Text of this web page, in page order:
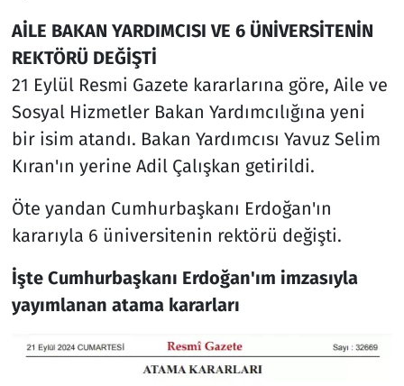
AİLE BAKAN YARDIMCISI VE 6 ÜNİVERSİTENİN
REKTÖRÜ DEĞİŞTİ
21 Eylül Resmi Gazete kararlarına göre, Aile ve
Sosyal Hizmetler Bakan Yardımcılığına yeni
bir isim atandı. Bakan Yardımcısı Yavuz Selim
Kıran'ın yerine Adil Çalışkan getirildi.
Öte yandan Cumhurbaşkanı Erdoğan'ın
kararıyla 6 üniversitenin rektörü değişti.
İşte Cumhurbaşkanı Erdoğan'ım imzasıyla
yayımlanan atama kararları
Televizyon